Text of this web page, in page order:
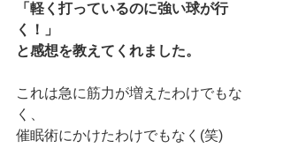
「軽く打っているのに強い球が行
く！」
と感想を教えてくれました。
これは急に筋力が増えたわけでもな
く、
催眠術にかけたわけでもなく(笑)